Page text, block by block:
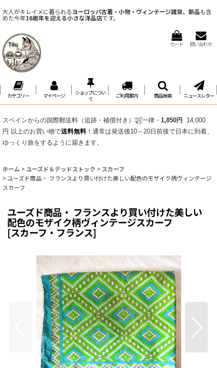
大人がキレイメに着られるヨーロッパ古着・小物・ヴィンテージ雑貨、新品も含
めた今年16周年を迎える小さな洋品店です。
カート 問い合わせ
カテゴリー マイページ
ショップについ
て
ご利用案内 商品検索 ニュースレター
スペインからの国際郵送料（追跡・補償付き） 一律・ 1,850円 14,000
円 以上のお買い物で送料無料！通常は発送後10～20日前後で日本に到着、
ゆっくり旅をするように届きます。
ホーム >ユーズド＆デッドストック > スカーフ
> ユーズド商品・ フランスより買い付けた美しい配色のモザイク柄ヴィンテージ
スカーフ
ユーズド商品・ フランスより買い付けた美しい
配色のモザイク柄ヴィンテージスカーフ
[スカーフ・フランス]